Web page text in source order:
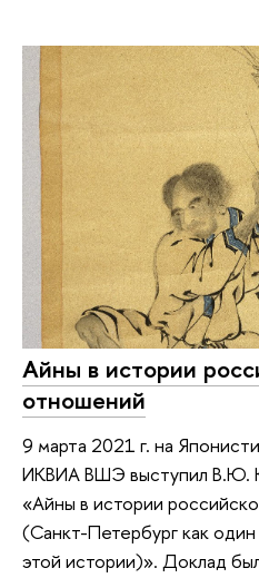
Айны в истории
отношений
9 марта 2021 г. на
ИКВИА ВШЭ выступил В.Ю.
«Айны в истории
(Санкт-Петербург как
этой истории)». Доклад